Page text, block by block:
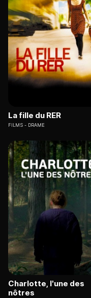
La fille du RER
FILMS DRAME
Charlotte, l'une des
nôtres